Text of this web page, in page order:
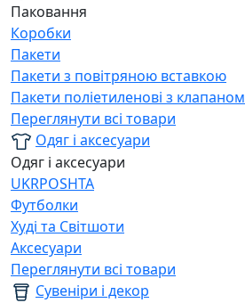
Паковання
Коробки
Пакети
Пакети з повітряною вставкою
Пакети поліетиленові з клапаном
Переглянути всі товари
Одяг і аксесуари
Одяг і аксесуари
UKRPOSHTA
Футболки
Худі та Світшоти
Аксесуари
Переглянути всі товари
Сувеніри і декор